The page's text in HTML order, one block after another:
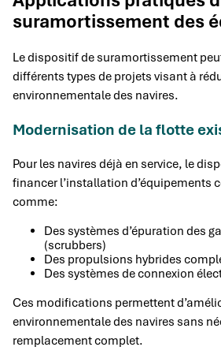
suramortissement des
Le dispositif de suramortissement
différents types de projets visant à
environnementale des navires.
Modernisation de la flotte
Pour les navires déjà en service, le
financer l’installation d’équipements
comme:
Des systèmes d’épuration des
(scrubbers)
Des propulsions hybrides
Des systèmes de connexion
Ces modifications permettent
environnementale des navires sans
remplacement complet.